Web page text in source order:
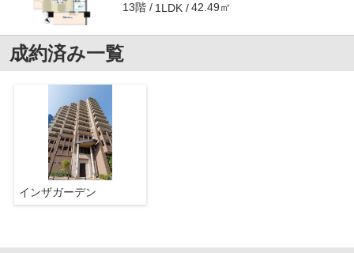
13階 1LDK 42.49㎡
成約済み一覧
インザガーデン